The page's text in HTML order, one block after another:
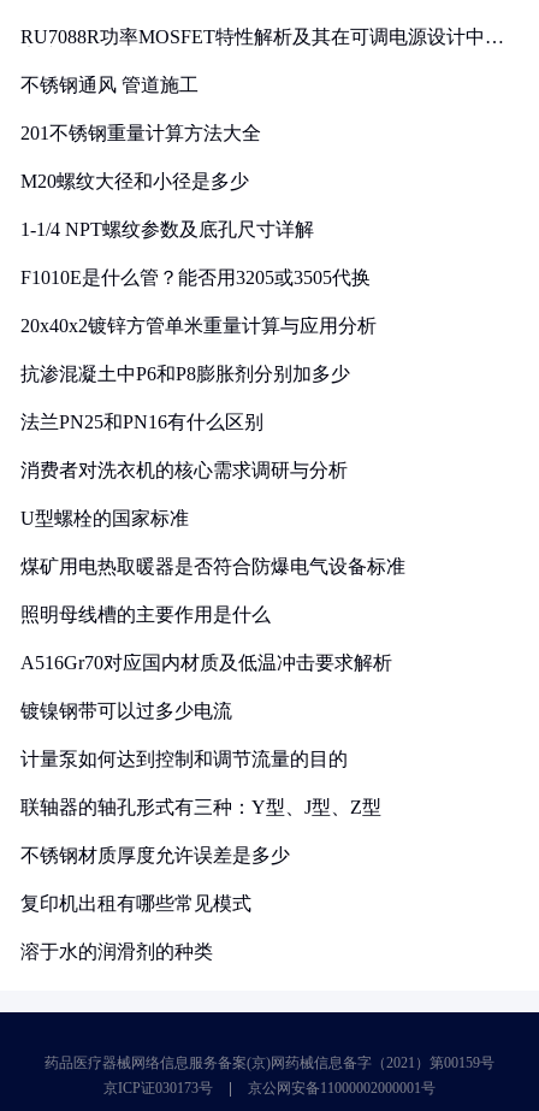
RU7088R功率MOSFET特性解析及其在可调电源设计中的
不锈钢通风 管道施工
201不锈钢重量计算方法大全
M20螺纹大径和小径是多少
1-1/4 NPT螺纹参数及底孔尺寸详解
F1010E是什么管？能否用3205或3505代换
20x40x2镀锌方管单米重量计算与应用分析
抗渗混凝土中P6和P8膨胀剂分别加多少
法兰PN25和PN16有什么区别
消费者对洗衣机的核心需求调研与分析
U型螺栓的国家标准
煤矿用电热取暖器是否符合防爆电气设备标准
照明母线槽的主要作用是什么
A516Gr70对应国内材质及低温冲击要求解析
镀镍钢带可以过多少电流
计量泵如何达到控制和调节流量的目的
联轴器的轴孔形式有三种：Y型、J型、Z型
不锈钢材质厚度允许误差是多少
复印机出租有哪些常见模式
溶于水的润滑剂的种类
药品医疗器械网络信息服务备案(京)网药械信息备字（2021）第00159号
京ICP证030173号
京公网安备11000002000001号